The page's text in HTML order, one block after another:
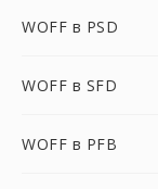
WOFF в PSD
WOFF в SFD
WOFF в PFB